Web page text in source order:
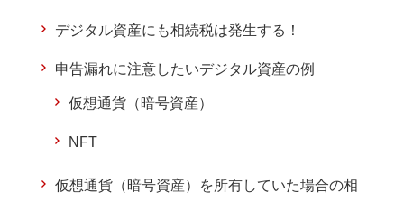
デジタル資産にも相続税は発生する！
申告漏れに注意したいデジタル資産の例
仮想通貨（暗号資産）
NFT
仮想通貨（暗号資産）を所有していた場合の相